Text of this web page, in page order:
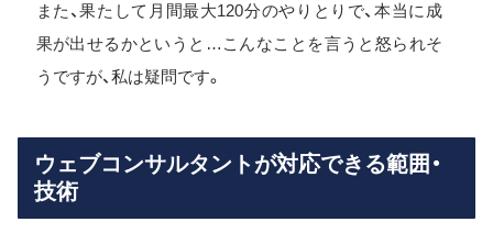
また、果たして月間最大120分のやりとりで、本当に成
果が出せるかというと…こんなことを言うと怒られそ
うですが、私は疑問です。
ウェブコンサルタントが対応できる範囲・
技術